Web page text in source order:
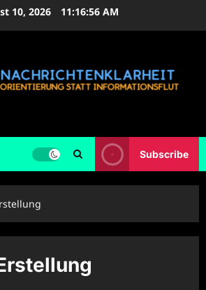
10, 2026 11:16:57 AM
Subscribe